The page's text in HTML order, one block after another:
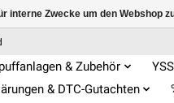
& Zubehör
& DTC-Gutachten
interne Zwecke um den Webshop